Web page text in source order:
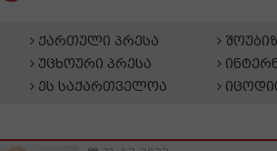
ქართული პრესა
უცხოური პრესა
ეს საქართველოა